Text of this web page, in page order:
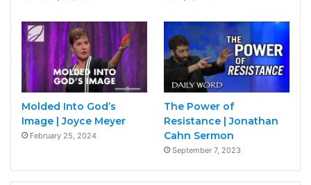
Molded Into God’s
Image | Joyce Meyer
February 25, 2024
The Power of
Resistance | Jonathan
Cahn Sermon
September 7, 2023